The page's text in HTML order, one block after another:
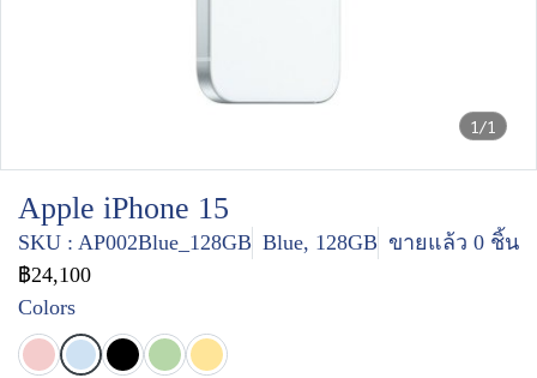
1/1
Apple iPhone 15
SKU : AP002Blue_128GB Blue, 128GB ขายแล้ว 0 ชิ้น
฿24,100
Colors